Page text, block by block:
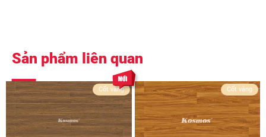
Sản phẩm liên quan
Cốt vàng Cốt vàng